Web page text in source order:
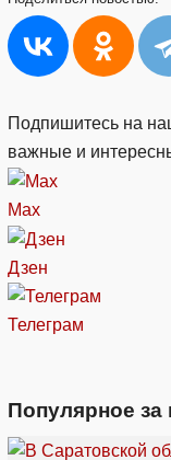
Подпишитесь на
важные и
Max
Дзен
Телеграм
Популярное